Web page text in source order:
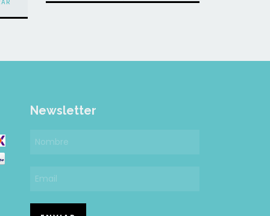
Newsletter